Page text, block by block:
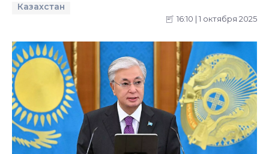
Казахстан
16:10 | 1 октября 2025